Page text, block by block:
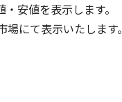
10
15
10
15
安値を表示します。
にて表示いたします。